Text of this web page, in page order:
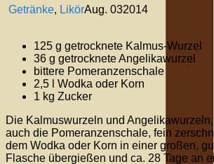
Getränke, LikörAug. 032014
125 g getrocknete Kalmus-Wurzel
36 g getrocknete Angelikawurzel
bittere Pomeranzenschale
2,5 l Wodka oder Korn
1 kg Zucker
Die Kalmuswurzeln und
auch die Pomeranzenschale, fein
dem Wodka oder Korn in einer großen,
Flasche übergießen und ca. 28 Tage an